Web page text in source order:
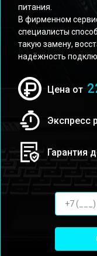
питания.
В фирменном
специалисты
такую замену,
надёжность
Цена от
Экспресс
Гарантия